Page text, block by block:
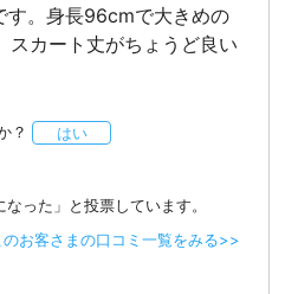
す。身長96cmで大きめの
スカート丈がちょうど良い
？ はい
った」と投票しています。
のお客さまの口コミ一覧をみる>>